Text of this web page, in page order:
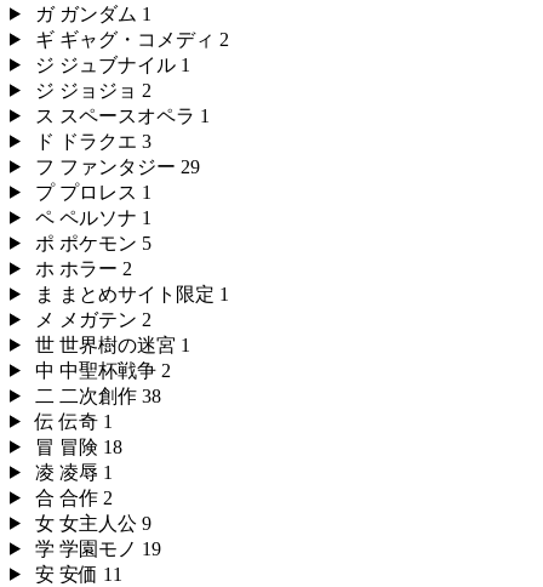
ガ ガンダム 1
ギ ギャグ・コメディ 2
ジ ジュブナイル 1
ジ ジョジョ 2
ス スペースオペラ 1
ド
ドラクエ 3
フ ファンタジー 29
プ プロレス 1
ペ ペルソナ 1
ポ ポケモン 5
ホ ホラー 2
ま
まとめサイト限定 1
メ
メガテン 2
世 世界樹の迷宮 1
中 中聖杯戦争 2
二 二次創作 38
伝伝奇 1
冒 冒険 18
凌 凌辱 1
合 合作 2
女 女主人公 9
学 学園モノ 19
安 安価 11